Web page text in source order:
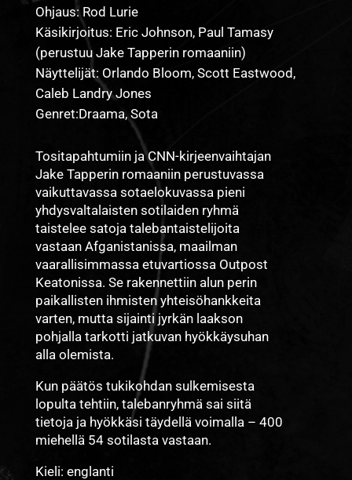
Ohjaus: Rod Lurie
Käsikirjoitus: Eric Johnson, Paul Tamasy
(perustuu Jake Tapperin romaaniin)
Näyttelijät: Orlando Bloom, Scott Eastwood,
Caleb Landry Jones
Genret:Draama, Sota
Tositapahtumiin ja CNN-kirjeenvaihtajan
Jake Tapperin romaaniin perustuvassa
vaikuttavassa sotaelokuvassa pieni
yhdysvaltalaisten sotilaiden ryhmä
taistelee satoja talebantaistelijoita
vastaan Afganistanissa, maailman
vaarallisimmassa etuvartiossa Outpost
Keatonissa. Se rakennettiin alun perin
paikallisten ihmisten yhteisöhankkeita
varten, mutta sijainti jyrkän laakson
pohjalla tarkotti jatkuvan hyökkäysuhan
alla olemista.
Kun päätös tukikohdan sulkemisesta
lopulta tehtiin, talebanryhmä sai siitä
tietoja ja hyökkäsi täydellä voimalla – 400
miehellä 54 sotilasta vastaan.
Kieli: englanti